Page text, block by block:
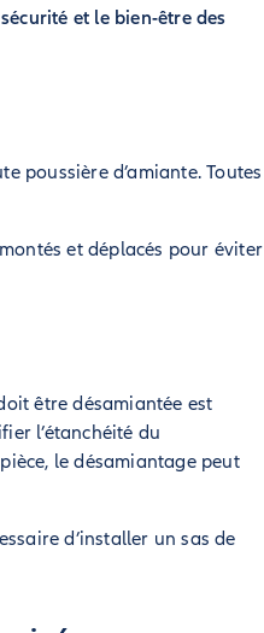
et le bien-être des
poussière d’amiante. Toutes
et déplacés pour éviter
être désamiantée est
l’étanchéité du
le désamiantage peut
d’installer un sas de